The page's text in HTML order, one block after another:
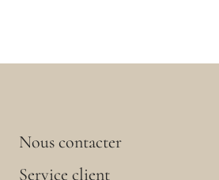
Nous contacter
Service client